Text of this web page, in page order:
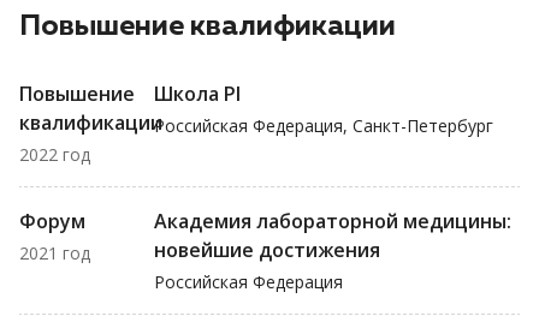
Повышение квалификации
Повышение
квалификации
2022 год
Школа PI
Российская Федерация, Санкт-Петербург
Форум
2021 год
Академия лабораторной медицины:
новейшие достижения
Российская Федерация